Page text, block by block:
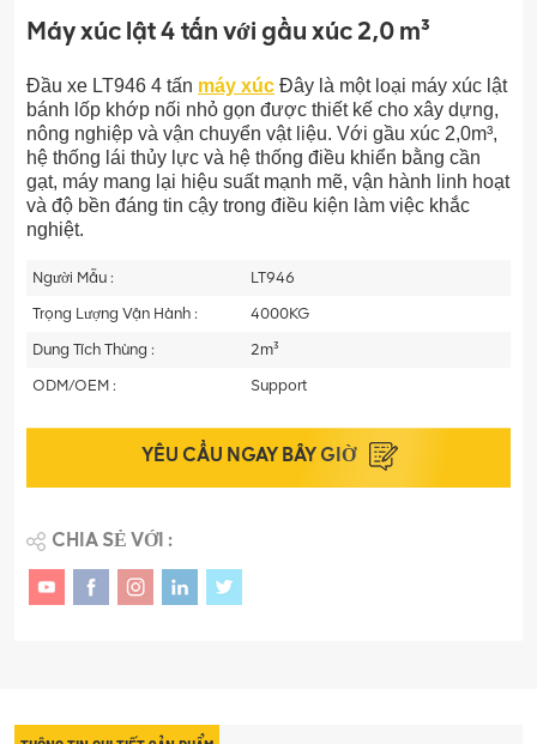
Máy xúc lật 4 tấn với gầu xúc 2,0 m³
Đầu xe LT946 4 tấn máy xúc Đây là một loại máy xúc lật
bánh lốp khớp nối nhỏ gọn được thiết kế cho xây dựng,
nông nghiệp và vận chuyển vật liệu. Với gầu xúc 2,0m³,
hệ thống lái thủy lực và hệ thống điều khiển bằng cần
gạt, máy mang lại hiệu suất mạnh mẽ, vận hành linh hoạt
và độ bền đáng tin cậy trong điều kiện làm việc khắc
nghiệt.
Người Mẫu :
LT946
Trọng Lượng Vận Hành :
4000KG
Dung Tích Thùng :
2m³
ODM/OEM :
Support
YÊU CẦU NGAY BÂY GIỜ
CHIA SẺ VỚI :